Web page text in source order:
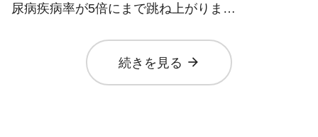
尿病疾病率が5倍にまで跳ね上がりま…
続きを見る arrow_forward